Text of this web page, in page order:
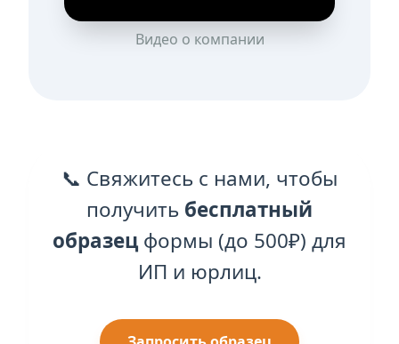
Видео о компании
📞 Свяжитесь с нами, чтобы
получить бесплатный
образец формы (до 500₽) для
ИП и юрлиц.